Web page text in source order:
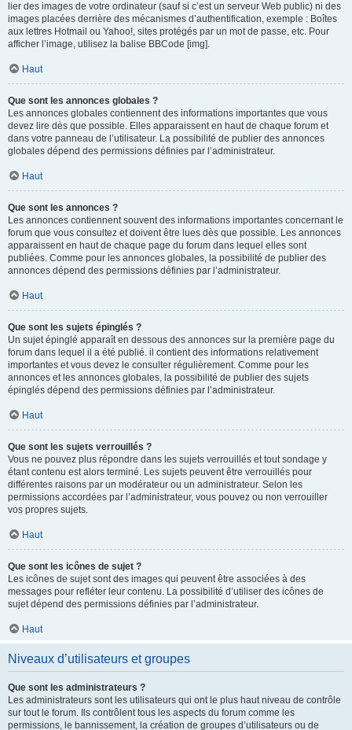
lier des images de votre ordinateur (sauf si c’est un serveur Web public) ni des
images placées derrière des mécanismes d’authentification, exemple : Boîtes
aux lettres Hotmail ou Yahoo!, sites protégés par un mot de passe, etc. Pour
afficher l’image, utilisez la balise BBCode [img].
Haut
Que sont les annonces globales ?
Les annonces globales contiennent des informations importantes que vous
devez lire dès que possible. Elles apparaissent en haut de chaque forum et
dans votre panneau de l’utilisateur. La possibilité de publier des annonces
globales dépend des permissions définies par l’administrateur.
Haut
Que sont les annonces ?
Les annonces contiennent souvent des informations importantes concernant le
forum que vous consultez et doivent être lues dès que possible. Les annonces
apparaissent en haut de chaque page du forum dans lequel elles sont
publiées. Comme pour les annonces globales, la possibilité de publier des
annonces dépend des permissions définies par l’administrateur.
Haut
Que sont les sujets épinglés ?
Un sujet épinglé apparaît en dessous des annonces sur la première page du
forum dans lequel il a été publié. il contient des informations relativement
importantes et vous devez le consulter régulièrement. Comme pour les
annonces et les annonces globales, la possibilité de publier des sujets
épinglés dépend des permissions définies par l’administrateur.
Haut
Que sont les sujets verrouillés ?
Vous ne pouvez plus répondre dans les sujets verrouillés et tout sondage y
étant contenu est alors terminé. Les sujets peuvent être verrouillés pour
différentes raisons par un modérateur ou un administrateur. Selon les
permissions accordées par l’administrateur, vous pouvez ou non verrouiller
vos propres sujets.
Haut
Que sont les icônes de sujet ?
Les icônes de sujet sont des images qui peuvent être associées à des
messages pour refléter leur contenu. La possibilité d’utiliser des icônes de
sujet dépend des permissions définies par l’administrateur.
Haut
Niveaux d’utilisateurs et groupes
Que sont les administrateurs ?
Les administrateurs sont les utilisateurs qui ont le plus haut niveau de contrôle
sur tout le forum. Ils contrôlent tous les aspects du forum comme les
permissions, le bannissement, la création de groupes d’utilisateurs ou de